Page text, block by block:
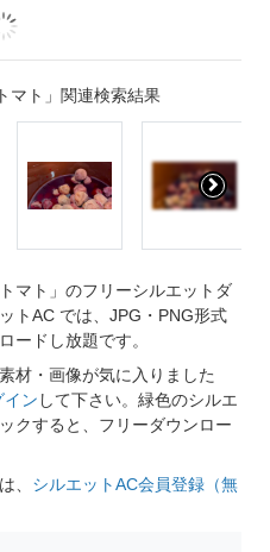
マト」関連検索結果
マト」のフリーシルエットダ
トAC では、JPG・PNG形式
ードし放題です。
材・画像が気に入りました
イン して下さい。緑色のシルエ
クすると、フリーダウンロー
、 シルエットAC会員登録（無